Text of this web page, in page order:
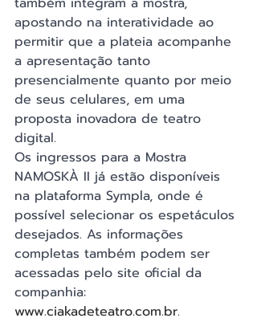
apostando na interatividade ao
permitir que a plateia acompanhe
a apresentação tanto
presencialmente quanto por meio
de seus celulares, em uma
proposta inovadora de teatro
digital.
Os ingressos para a Mostra
NAMOSKÀ II já estão disponíveis
na plataforma Sympla, onde é
possível selecionar os espetáculos
desejados. As informações
completas também podem ser
acessadas pelo site oficial da
companhia:
www.ciakadeteatro.com.br.